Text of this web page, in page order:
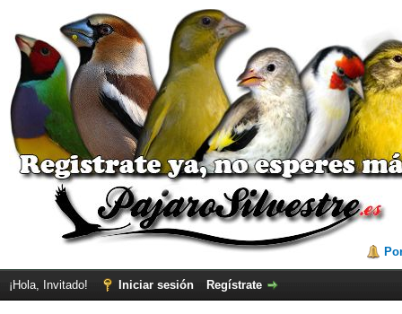
¡Hola, Invitado! Iniciar sesión Regístrate